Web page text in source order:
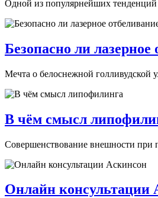
Одной из популярнейших тенденций
Безопасно ли лазерное
Мечта о белоснежной голливудской
В чём смысл
Совершенствование внешности при
Онлайн консультации